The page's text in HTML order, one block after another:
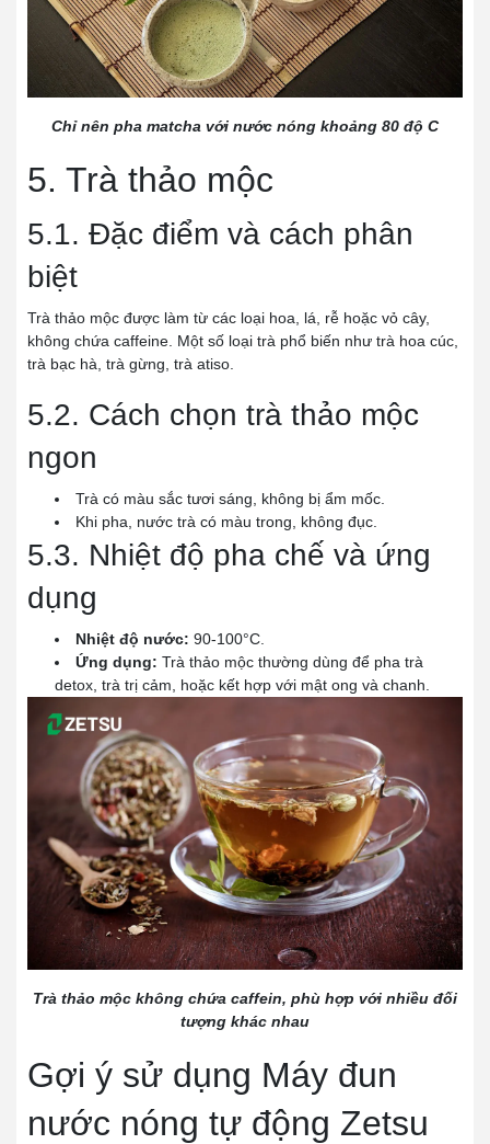
Chỉ nên pha matcha với nước nóng khoảng 80 độ C
5. Trà thảo mộc
5.1. Đặc điểm và cách phân
biệt
Trà thảo mộc được làm từ các loại hoa, lá, rễ hoặc vỏ cây,
không chứa caffeine. Một số loại trà phổ biến như trà hoa cúc,
trà bạc hà, trà gừng, trà atiso.
5.2. Cách chọn trà thảo mộc
ngon
Trà có màu sắc tươi sáng, không bị ẩm mốc.
Khi pha, nước trà có màu trong, không đục.
5.3. Nhiệt độ pha chế và ứng
dụng
Nhiệt độ nước: 90-100°C.
Ứng dụng: Trà thảo mộc thường dùng để pha trà
detox, trà trị cảm, hoặc kết hợp với mật ong và chanh.
Trà thảo mộc không chứa caffein, phù hợp với nhiều đối
tượng khác nhau
Gợi ý sử dụng Máy đun
nước nóng tự động Zetsu